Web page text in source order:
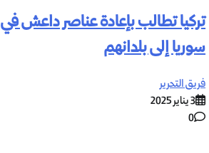
تركيا تطالب بإعادة عناصر داعش في
سوريا إلى بلدانهم
فريق التحرير
3 يناير 2025
0